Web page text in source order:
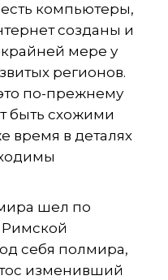
компьютеры,
созданы и
мере у
регионов.
по-прежнему
быть схожими
время в деталях
шел по
себя полмира,
изменивший